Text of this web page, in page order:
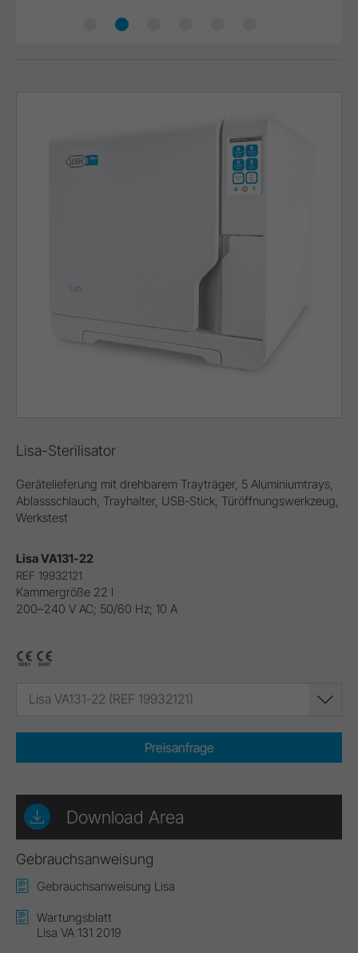
Einfaches Befüllen
Lisa-Sterilisator
Gerätelieferung mit drehbarem Trayträger, 5 Aluminiumtrays,
Ablassschlauch, Trayhalter, USB-Stick, Türöffnungswerkzeug,
Werkstest
Lisa VA131-22
REF 19932121
Kammergröße 22 l
200–240 V AC; 50/60 Hz; 10 A
Lisa VA131-22 (REF 19932121)
Preisanfrage
Download Area
Gebrauchsanweisung
Gebrauchsanweisung Lisa
Wartungsblatt
Lisa VA 131 2019